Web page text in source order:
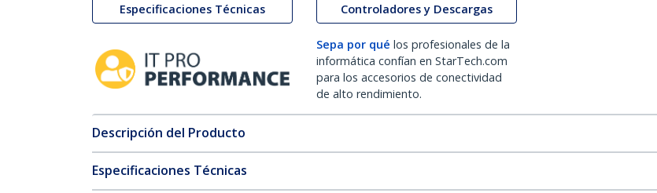
Especificaciones Técnicas Controladores y Descargas
Sepa por qué los profesionales de la
informática confían en StarTech.com
para los accesorios de conectividad
de alto rendimiento.
Descripción del Producto
Especificaciones Técnicas